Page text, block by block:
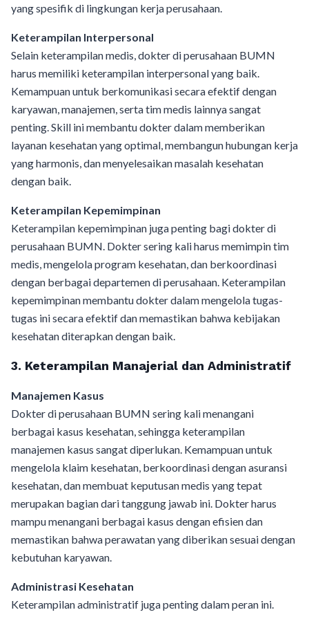
yang spesifik di lingkungan kerja perusahaan.
Keterampilan Interpersonal
Selain keterampilan medis, dokter di perusahaan BUMN
harus memiliki keterampilan interpersonal yang baik.
Kemampuan untuk berkomunikasi secara efektif dengan
karyawan, manajemen, serta tim medis lainnya sangat
penting. Skill ini membantu dokter dalam memberikan
layanan kesehatan yang optimal, membangun hubungan kerja
yang harmonis, dan menyelesaikan masalah kesehatan
dengan baik.
Keterampilan Kepemimpinan
Keterampilan kepemimpinan juga penting bagi dokter di
perusahaan BUMN. Dokter sering kali harus memimpin tim
medis, mengelola program kesehatan, dan berkoordinasi
dengan berbagai departemen di perusahaan. Keterampilan
kepemimpinan membantu dokter dalam mengelola tugas-
tugas ini secara efektif dan memastikan bahwa kebijakan
kesehatan diterapkan dengan baik.
3. Keterampilan Manajerial dan Administratif
Manajemen Kasus
Dokter di perusahaan BUMN sering kali menangani
berbagai kasus kesehatan, sehingga keterampilan
manajemen kasus sangat diperlukan. Kemampuan untuk
mengelola klaim kesehatan, berkoordinasi dengan asuransi
kesehatan, dan membuat keputusan medis yang tepat
merupakan bagian dari tanggung jawab ini. Dokter harus
mampu menangani berbagai kasus dengan efisien dan
memastikan bahwa perawatan yang diberikan sesuai dengan
kebutuhan karyawan.
Administrasi Kesehatan
Keterampilan administratif juga penting dalam peran ini.